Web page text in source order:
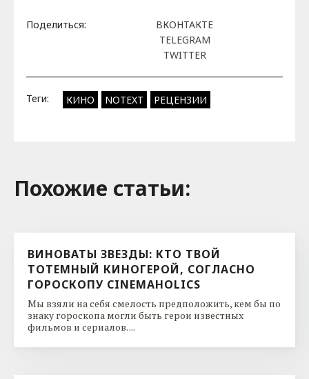
Поделиться:
ВКОНТАКТЕ
TELEGRAM
TWITTER
Теги: КИНО NOTEXT РЕЦЕНЗИИ
Похожие cтатьи:
ВИНОВАТЫ ЗВЕЗДЫ: КТО ТВОЙ
ТОТЕМНЫЙ КИНОГЕРОЙ, СОГЛАСНО
ГОРОСКОПУ CINEMAHOLICS
Мы взяли на себя смелость предположить, кем бы по
знаку гороскопа могли быть герои известных
фильмов и сериалов. ...